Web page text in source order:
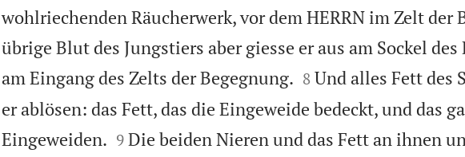
wohlriechenden Räucherwerk, vor dem HERRN im Zelt der
übrige Blut des Jungstiers aber giesse er aus am Sockel
am Eingang des Zelts der Begegnung.
8 Und alles Fett des
er ablösen: das Fett, das die Eingeweide bedeckt, und das
Eingeweiden.
9 Die beiden Nieren und das Fett an ihnen